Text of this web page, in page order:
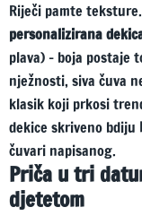
Riječi pamte
personalizirana
plava) – boja postaje
nježnosti, siva čuva
klasik koji prkosi
dekice skriveno bdiju
čuvari napisanog.
Priča u tri
djetetom